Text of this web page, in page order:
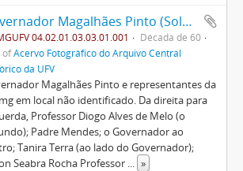
Governador Magalhães Pinto (Solenidades) 01
04.02.01.03.03.01.001
Década de 60
ofAcervo Fotográfico do Arquivo Central
da UFV
Magalhães Pinto e representantes da
em local não identificado. Da direita para
Professor Diogo Alves de Melo (o
Padre Mendes; o Governador ao
Tanira Terra (ao lado do Governador);
Seabra Rocha Professor
»